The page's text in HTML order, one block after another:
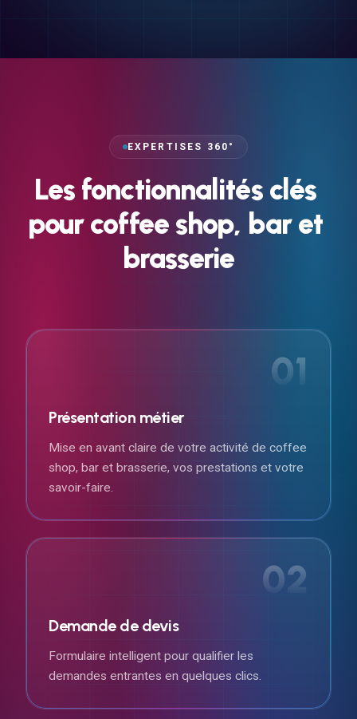
EXPERTISES 360°
Les fonctionnalités clés
pour coffee shop, bar et
brasserie
01
Présentation métier
Mise en avant claire de votre activité de coffee
shop, bar et brasserie, vos prestations et votre
savoir-faire.
02
Demande de devis
Formulaire intelligent pour qualifier les
demandes entrantes en quelques clics.